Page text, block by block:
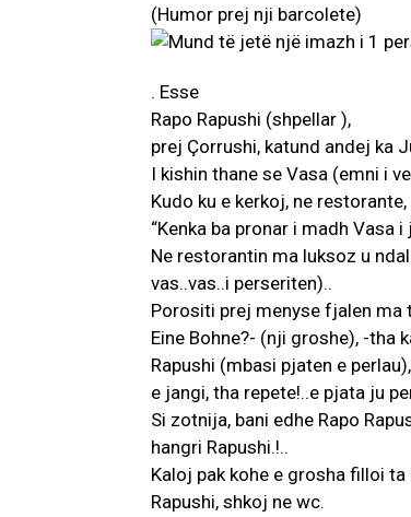
(Humor prej nji barcolete)
. Esse
Rapo Rapushi (shpellar ),
prej Çorrushi, katund andej ka
I kishin thane se Vasa (emni i
Kudo ku e kerkoj, ne
“Kenka ba pronar i madh Vasa
Ne restorantin ma luksoz u
vas..vas..i perseriten)..
Porositi prej menyse fjalen ma
Eine Bohne?- (nji groshe), -tha
Rapushi (mbasi pjaten e
e jangi, tha repete!..e pjata ju
Si zotnija, bani edhe Rapo
hangri Rapushi.!..
Kaloj pak kohe e grosha filloi
Rapushi, shkoj ne wc.